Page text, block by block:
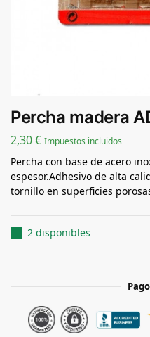
Percha madera
2,30€ Impuestos incluidos
Percha con base de acero
espesor.Adhesivo de alta
tornillo en superficies
2 disponibles